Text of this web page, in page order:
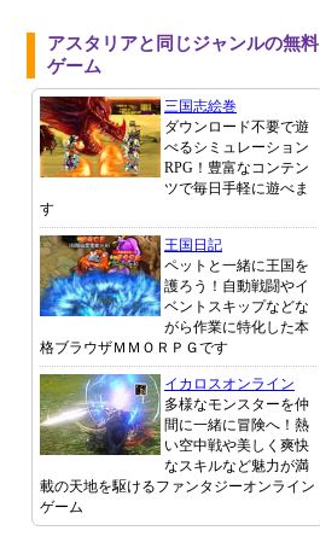
アスタリアと同じジャンルの無料
ゲーム
三国志絵巻
ダウンロード不要で遊
べるシミュレーション
RPG！豊富なコンテン
ツで毎日手軽に遊べま
す
王国日記
ペットと一緒に王国を
護ろう！自動戦闘やイ
ベントスキップなどな
がら作業に特化した本
格ブラウザＭＭＯＲＰＧです
イカロスオンライン
多様なモンスターを仲
間に一緒に冒険へ！熱
い空中戦や美しく爽快
なスキルなど魅力が満
載の天地を駆けるファンタジーオンライン
ゲーム